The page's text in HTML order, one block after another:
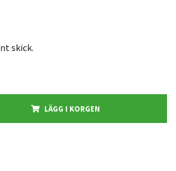
skick.
LÄGG I KORGEN